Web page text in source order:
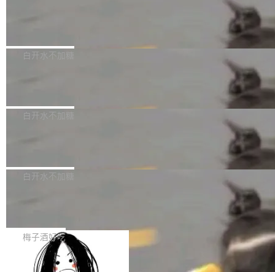
不得生成涉及安全性的关键变更，除非作者本身
36个月。 公告显示，本次宇树科技战略配售对
员工参与设立的专项资产管理计划。其中，Dee
获配9...
Bug fixes and enhancements 修复多次传递同
一个回归问题，该问题导致拉取镜像时会拒绝包
题，该问题可能导致在旧版 Linux 内核...
白开水不加糖
e 孵化器项目管理委员会（IPMC）投票中获得
P）！这一里程碑不仅标志着 Fluss 迈入新的发
白开水不加糖
长期停止内容更新，未能实现其作为“AI版维基百
提交的编辑请求也长期处于待处理状态。 Groki
pedia 于去年底上线，定位为由人工智能生成内
容的百科平台，被马斯克视为传统众包百科网站
白开水不加糖
是这样的：配 MessageSource 的 Bean、写 R
eloadableResourceBundleMessageSource、
声明 LocaleResolver、注册 LocaleChangeInt
梅子酒好吃
Apache Doris 4.1 全面增强 Iceberg：